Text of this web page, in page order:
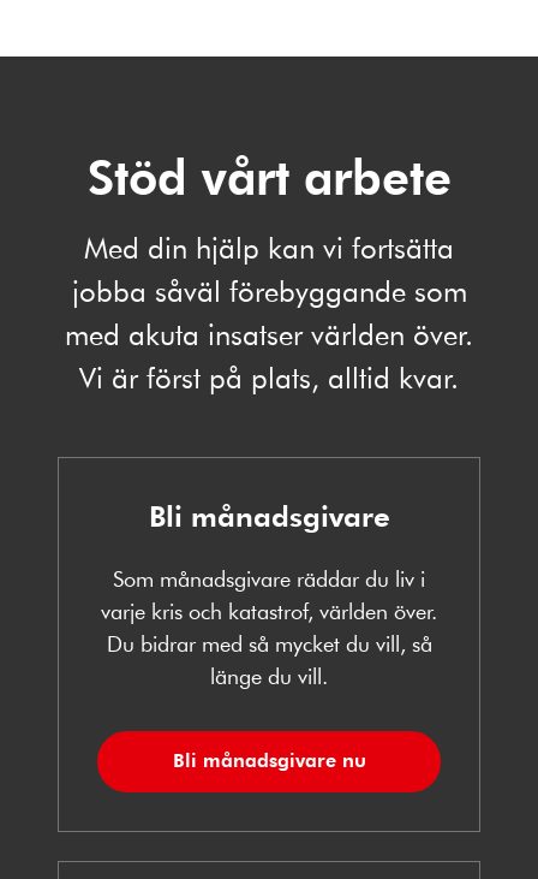
Stöd vårt arbete
Med din hjälp kan vi fortsätta
jobba såväl förebyggande som
med akuta insatser världen över.
Vi är först på plats, alltid kvar.
Bli månadsgivare
Som månadsgivare räddar du liv i
varje kris och katastrof, världen över.
Du bidrar med så mycket du vill, så
länge du vill.
Bli månadsgivare nu